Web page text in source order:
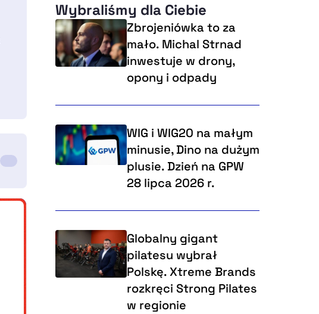
Wybraliśmy dla Ciebie
Zbrojeniówka to za
mało. Michal Strnad
inwestuje w drony,
opony i odpady
WIG i WIG20 na małym
minusie, Dino na dużym
plusie. Dzień na GPW
28 lipca 2026 r.
Globalny gigant
pilatesu wybrał
Polskę. Xtreme Brands
rozkręci Strong Pilates
w regionie